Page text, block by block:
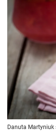
Danuta Martyniuk